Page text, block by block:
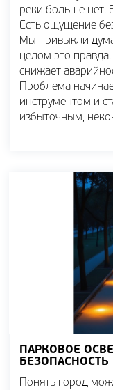
реки больше нет.
Есть ощущение
Мы привыкли
целом это
снижает
Проблема
инструментом и
избыточным,
ПАРКОВОЕ
БЕЗОПАСНОСТЬ
Понять город